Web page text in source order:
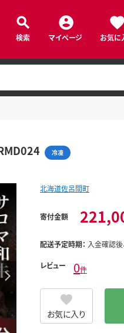
検索 マイページ お気に
冷凍
北海道佐呂間町
寄付金額
配送予定時期： 入金確認
レビュー 0件
お気に入り